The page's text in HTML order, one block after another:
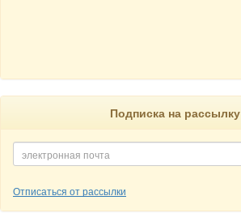
Подписка на рассылку
Отписаться от рассылки